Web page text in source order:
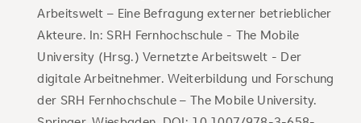
Arbeitswelt – Eine Befragung externer betrieblicher
Akteure. In: SRH Fernhochschule - The Mobile
University (Hrsg.) Vernetzte Arbeitswelt - Der
digitale Arbeitnehmer. Weiterbildung und Forschung
der SRH Fernhochschule – The Mobile University.